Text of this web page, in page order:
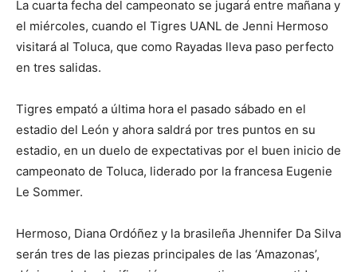
La cuarta fecha del campeonato se jugará entre mañana y
el miércoles, cuando el Tigres UANL de Jenni Hermoso
visitará al Toluca, que como Rayadas lleva paso perfecto
en tres salidas.
Tigres empató a última hora el pasado sábado en el
estadio del León y ahora saldrá por tres puntos en su
estadio, en un duelo de expectativas por el buen inicio de
campeonato de Toluca, liderado por la francesa Eugenie
Le Sommer.
Hermoso, Diana Ordóñez y la brasileña Jhennifer Da Silva
serán tres de las piezas principales de las ‘Amazonas’,